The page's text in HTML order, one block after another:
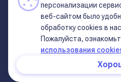
Политика
Договор оферта
+7 495 681
11-ый Дом©
персонализации
веб-сайтом было
обработку сookies в
Пожалуйста,
использования